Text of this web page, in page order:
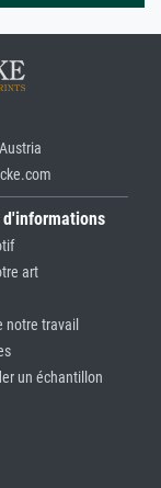
d'informations
art
notre travail
un échantillon